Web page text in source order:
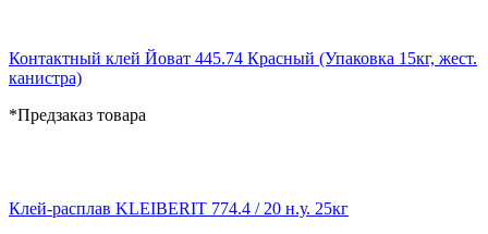
Контактный клей Йоват 445.74 Красный (Упаковка 15кг, жест.
канистра)
*Предзаказ товара
Клей-расплав KLEIBERIT 774.4 / 20 н.у. 25кг